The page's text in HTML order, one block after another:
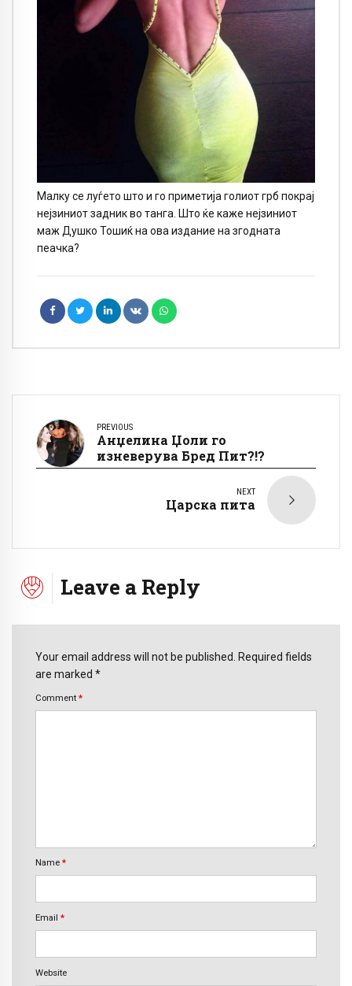
Малку се луѓето што и го приметија голиот грб покрај
нејзиниот задник во танга. Што ќе каже нејзиниот
маж Душко Тошиќ на ова издание на згодната
пеачка?
PREVIOUS
Анџелина Џоли го
изневерува Бред Пит?!?
NEXT
Царска пита
Leave a Reply
Your email address will not be published. Required fields
are marked *
Comment *
Name *
Email *
Website